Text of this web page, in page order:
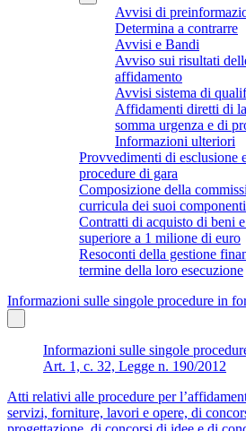
Avvisi di
Determina a contrarre
Avvisi e Bandi
Avviso sui risultati
affidamento
Avvisi sistema di
Affidamenti diretti di
somma urgenza e di
Informazioni ulteriori
Provvedimenti di esclusione
procedure di gara
Composizione della
curricula dei suoi componenti
Contratti di acquisto di beni
superiore a 1 milione di euro
Resoconti della gestione
termine della loro esecuzione
Informazioni sulle singole procedure in
Informazioni sulle singole
Art. 1, c. 32, Legge n. 190/2012
Atti relativi alle procedure per
servizi, forniture, lavori e opere, di